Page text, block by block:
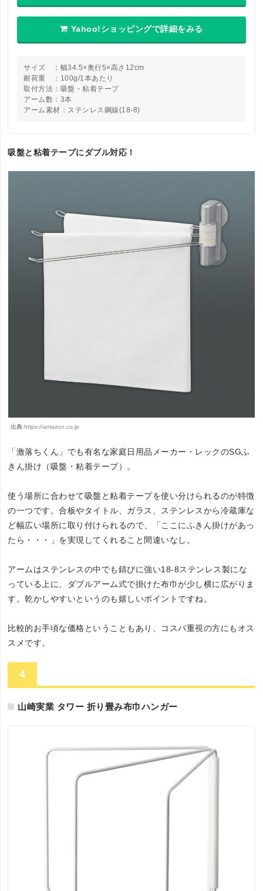
Yahoo!ショッピングで詳細をみる
サイズ ：幅34.5×奥行5×高さ12cm
耐荷重 ：100g/1本あたり
取付方法：吸盤・粘着テープ
アーム数：3本
アーム素材：ステンレス鋼線(18-8)
吸盤と粘着テープにダブル対応！
出典:https://amazon.co.jp
「激落ちくん」でも有名な家庭日用品メーカー・レックのSGふ
きん掛け（吸盤・粘着テープ）。
使う場所に合わせて吸盤と粘着テープを使い分けられるのが特徴
の一つです。合板やタイトル、ガラス、ステンレスから冷蔵庫な
ど幅広い場所に取り付けられるので、「ここにふきん掛けがあっ
たら・・・」を実現してくれること間違いなし。
アームはステンレスの中でも錆びに強い18-8ステンレス製にな
っている上に、ダブルアーム式で掛けた布巾が少し横に広がりま
す。乾かしやすいというのも嬉しいポイントですね。
比較的お手頃な価格ということもあり、コスパ重視の方にもオス
スメです。
4
山崎実業 タワー 折り畳み布巾ハンガー